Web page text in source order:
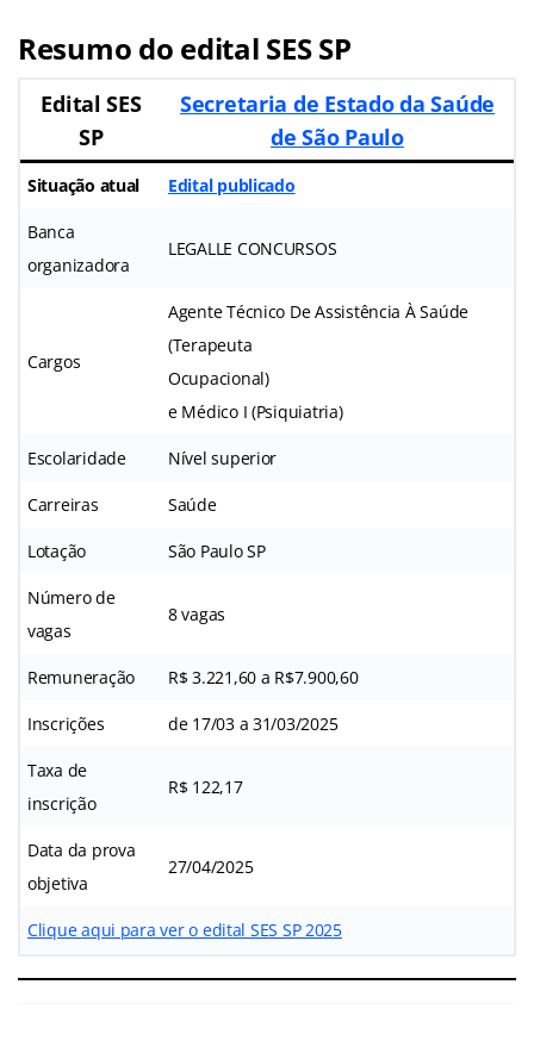
Resumo do edital SES SP
Edital SES
SP
Secretaria de Estado da Saúde
de São Paulo
Situação atual Edital publicado
Banca
organizadora
LEGALLE CONCURSOS
Cargos
Agente Técnico De Assistência À Saúde
(Terapeuta
Ocupacional)
e Médico I (Psiquiatria)
Escolaridade Nível superior
Carreiras Saúde
Lotação São Paulo SP
Número de
vagas
8 vagas
Remuneração R$ 3.221,60 a R$7.900,60
Inscrições de 17/03 a 31/03/2025
Taxa de
inscrição
R$ 122,17
Data da prova
objetiva
27/04/2025
Clique aqui para ver o edital SES SP 2025